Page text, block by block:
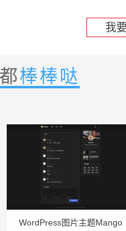
我
棒棒哒
WordPress图片主题Mango